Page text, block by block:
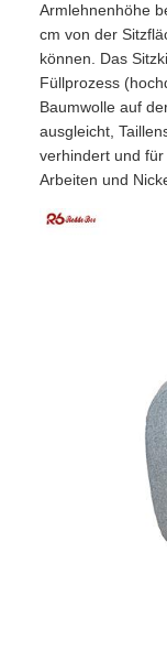
Armlehnenhöhe
cm von der
können. Das
Füllprozess
Baumwolle auf
ausgleicht,
verhindert und für
Arbeiten und